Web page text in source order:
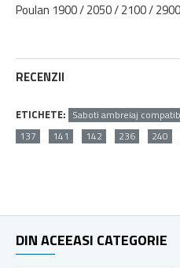
Poulan 1900 / 2050 / 2100 / 2900
RECENZII
ETICHETE: Saboti ambreiaj
137
141 142 236 240
DIN ACEEASI CATEGORIE